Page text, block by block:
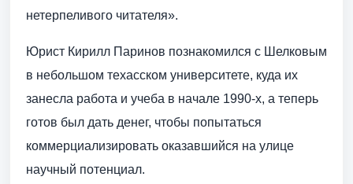
нетерпеливого читателя».
Юрист Кирилл Паринов познакомился с Шелковым
в небольшом техасском университете, куда их
занесла работа и учеба в начале 1990-х, а теперь
готов был дать денег, чтобы попытаться
коммерциализировать оказавшийся на улице
научный потенциал.